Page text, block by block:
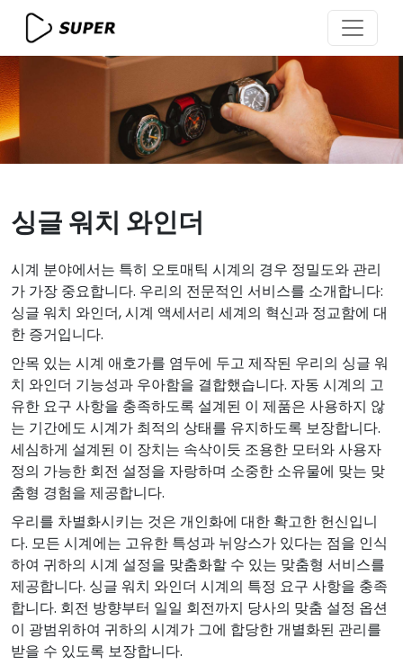
싱글 워치 와인더
시계 분야에서는 특히 오토매틱 시계의 경우 정밀도와 관리
가 가장 중요합니다. 우리의 전문적인 서비스를 소개합니다:
싱글 워치 와인더, 시계 액세서리 세계의 혁신과 정교함에 대
한 증거입니다.
안목 있는 시계 애호가를 염두에 두고 제작된 우리의 싱글 워
치 와인더 기능성과 우아함을 결합했습니다. 자동 시계의 고
유한 요구 사항을 충족하도록 설계된 이 제품은 사용하지 않
는 기간에도 시계가 최적의 상태를 유지하도록 보장합니다.
세심하게 설계된 이 장치는 속삭이듯 조용한 모터와 사용자
정의 가능한 회전 설정을 자랑하며 소중한 소유물에 맞는 맞
춤형 경험을 제공합니다.
우리를 차별화시키는 것은 개인화에 대한 확고한 헌신입니
다. 모든 시계에는 고유한 특성과 뉘앙스가 있다는 점을 인식
하여 귀하의 시계 설정을 맞춤화할 수 있는 맞춤형 서비스를
제공합니다. 싱글 워치 와인더 시계의 특정 요구 사항을 충족
합니다. 회전 방향부터 일일 회전까지 당사의 맞춤 설정 옵션
이 광범위하여 귀하의 시계가 그에 합당한 개별화된 관리를
받을 수 있도록 보장합니다.